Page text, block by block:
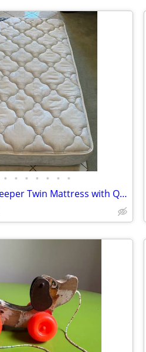
• • • • • • •
Serta® Perfect Sleeper Twin Mattress with Quilted Cover